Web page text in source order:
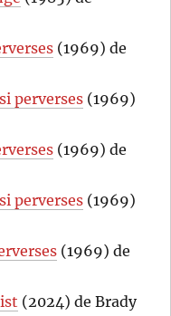
(1969) de
perverses (1969)
(1969) de
perverses (1969)
(1969) de
(2024) de Brady